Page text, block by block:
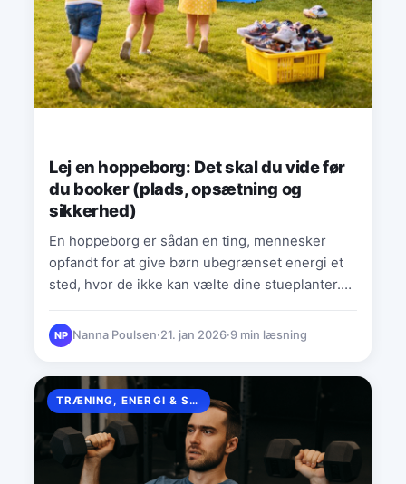
Lej en hoppeborg: Det skal du vide før
du booker (plads, opsætning og
sikkerhed)
En hoppeborg er sådan en ting, mennesker
opfandt for at give børn ubegrænset energi et
sted, hvor de ikke kan vælte dine stueplanter.
NP Nanna Poulsen·21. jan 2026·9 min læsning
TRÆNING, ENERGI & SUNDHED